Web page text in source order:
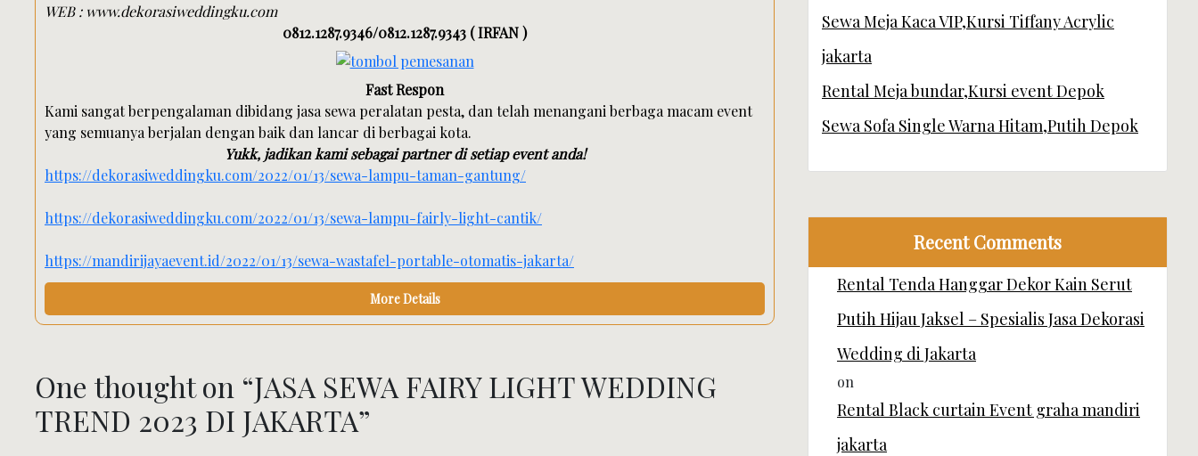
WEB : www.dekorasiweddingku.com
0812.1287.9346/0812.1287.9343 ( IRFAN )
Fast Respon
Kami sangat berpengalaman dibidang jasa sewa peralatan pesta, dan telah menangani berbaga macam event
yang semuanya berjalan dengan baik dan lancar di berbagai kota.
Yukk, jadikan kami sebagai partner di setiap event anda!
https://dekorasiweddingku.com/2022/01/13/sewa-lampu-taman-gantung/
https://dekorasiweddingku.com/2022/01/13/sewa-lampu-fairly-light-cantik/
https://mandirijayaevent.id/2022/01/13/sewa-wastafel-portable-otomatis-jakarta/
More Details
One thought on “JASA SEWA FAIRY LIGHT WEDDING
TREND 2023 DI JAKARTA”
Sewa Meja Kaca VIP,Kursi Tiffany Acrylic
jakarta
Rental Meja bundar,Kursi event Depok
Sewa Sofa Single Warna Hitam,Putih Depok
Recent Comments
Rental Tenda Hanggar Dekor Kain Serut
Putih Hijau Jaksel – Spesialis Jasa Dekorasi
Wedding di Jakarta
on
Rental Black curtain Event graha mandiri
jakarta